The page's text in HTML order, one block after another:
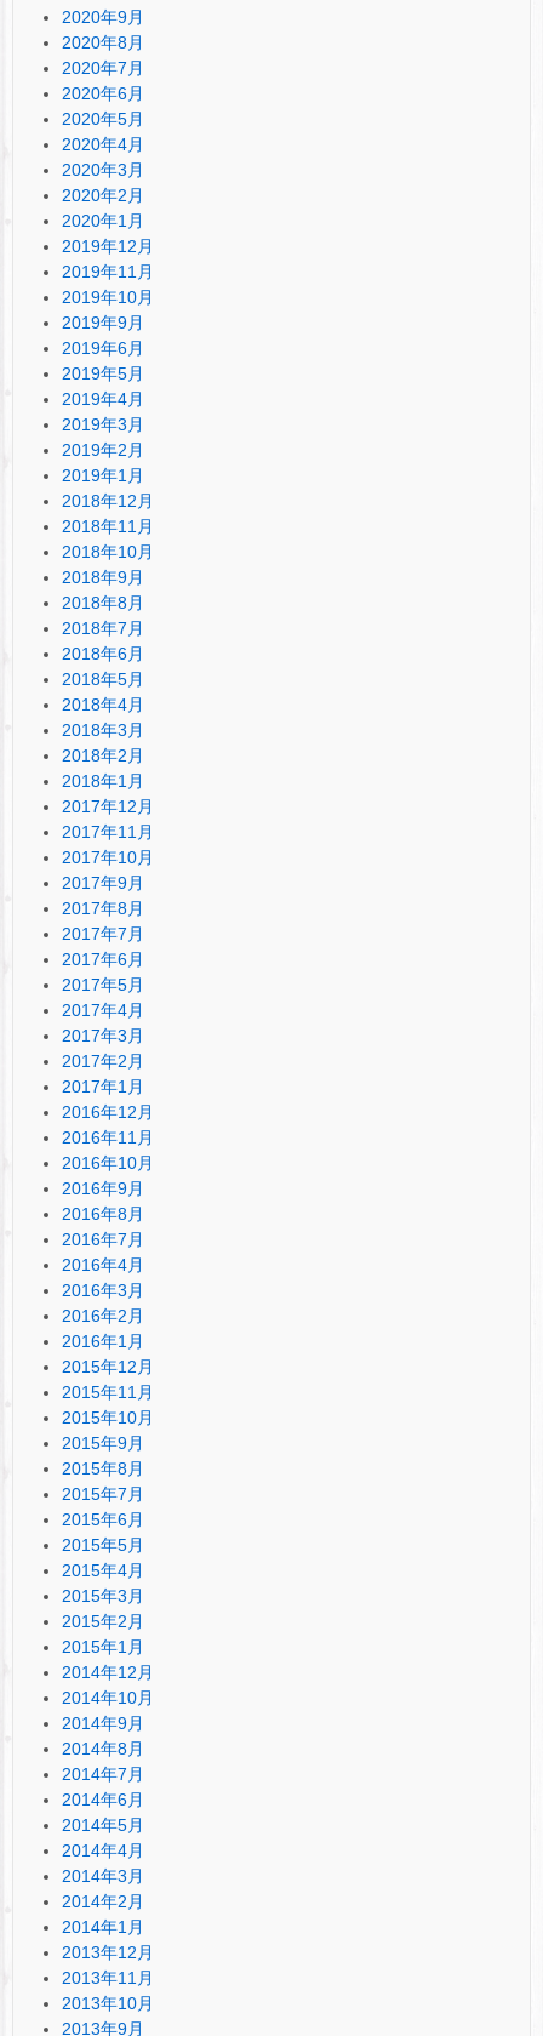
2020年9月
2020年8月
2020年7月
2020年6月
2020年5月
2020年4月
2020年3月
2020年2月
2020年1月
2019年12月
2019年11月
2019年10月
2019年9月
2019年6月
2019年5月
2019年4月
2019年3月
2019年2月
2019年1月
2018年12月
2018年11月
2018年10月
2018年9月
2018年8月
2018年7月
2018年6月
2018年5月
2018年4月
2018年3月
2018年2月
2018年1月
2017年12月
2017年11月
2017年10月
2017年9月
2017年8月
2017年7月
2017年6月
2017年5月
2017年4月
2017年3月
2017年2月
2017年1月
2016年12月
2016年11月
2016年10月
2016年9月
2016年8月
2016年7月
2016年4月
2016年3月
2016年2月
2016年1月
2015年12月
2015年11月
2015年10月
2015年9月
2015年8月
2015年7月
2015年6月
2015年5月
2015年4月
2015年3月
2015年2月
2015年1月
2014年12月
2014年10月
2014年9月
2014年8月
2014年7月
2014年6月
2014年5月
2014年4月
2014年3月
2014年2月
2014年1月
2013年12月
2013年11月
2013年10月
2013年9月